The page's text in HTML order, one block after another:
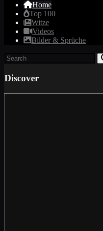
Home
Top 100
Witze
Videos
Bilder & Sprüche
Discover